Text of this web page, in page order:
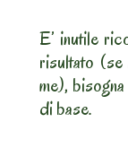
E’ inutile
risultato (se
me),
di base.